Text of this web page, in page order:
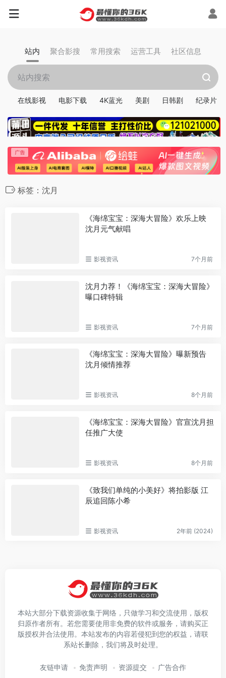
站内 聚合影搜 常用搜索 运营工具 社区信息
在线影视 电影下载 4K蓝光 美剧 日韩剧 纪录片
标签：沈月
《海绵宝宝：深海大冒险》欢乐上映
沈月元气献唱
影视资讯 7个月前
沈月力荐！《海绵宝宝：深海大冒险》
曝口碑特辑
影视资讯 7个月前
《海绵宝宝：深海大冒险》曝新预告
沈月倾情推荐
影视资讯 8个月前
《海绵宝宝：深海大冒险》官宣沈月担
任推广大使
影视资讯 8个月前
《致我们单纯的小美好》将拍影版 江
辰追回陈小希
影视资讯 2年前 (2024)
本站大部分下载资源收集于网络，只做学习和交流使用，版权
归原作者所有。若您需要使用非免费的软件或服务，请购买正
版授权并合法使用。本站发布的内容若侵犯到您的权益，请联
系站长删除，我们将及时处理。
友链申请 免责声明 资源提交 广告合作